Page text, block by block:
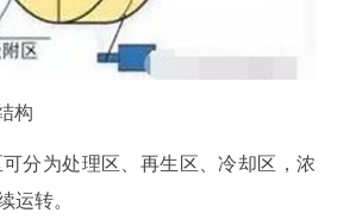
构
分为处理区、再生区、冷却区，浓
运转。